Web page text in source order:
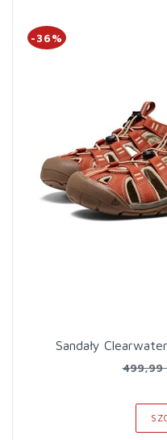
-36%
Sandały
499,99